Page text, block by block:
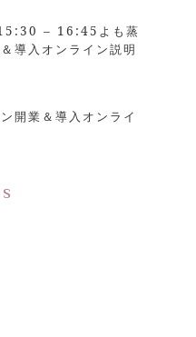
– 16:45よも蒸
導入オンライン説明
開業＆導入オンライ